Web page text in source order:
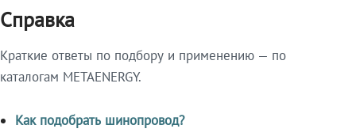
Справка
Краткие ответы по подбору и применению — по
каталогам METAENERGY.
Как подобрать шинопровод?